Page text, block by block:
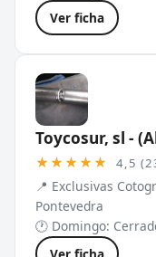
Ver ficha
Toycosur, sl -
★★★★★ 4,5
📍 Exclusivas
Pontevedra
🕐 Domingo: